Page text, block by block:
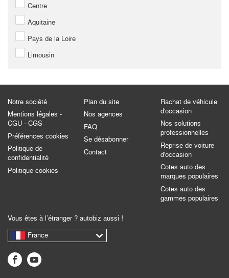
Centre
Aquitaine
Pays de la Loire
Limousin
Notre société
Mentions légales -
CGU - CGS
Préférences cookies
Politique de
confidentialité
Politique cookies
Plan du site
Nos agences
FAQ
Se désabonner
Contact
Rachat de véhicule
d'occasion
Nos solutions
professionnelles
Reprise de voiture
d'occasion
Cotes auto des
marques populaires
Cotes auto des
gammes populaires
Vous êtes à l’étranger ? autobiz aussi !
France